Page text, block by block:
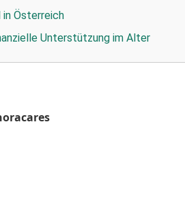
in Österreich
Unterstützung im Alter